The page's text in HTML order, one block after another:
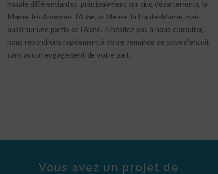
murale différenciantes, principalement sur cinq départements, la
Marne, les Ardennes, l’Aube, la Meuse, la Haute-Marne, mais
aussi sur une partie de l’Aisne. N’hésitez pas à nous consulter,
nous répondrons rapidement à votre demande de pose d’enduit,
sans aucun engagement de votre part.
Vous avez un projet de